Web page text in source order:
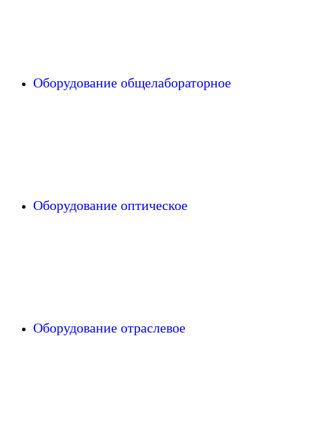
Оборудование общелабораторное
Оборудование оптическое
Оборудование отраслевое